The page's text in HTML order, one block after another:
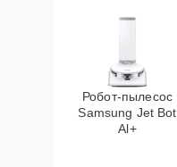
Робот-пылесос
Samsung Jet Bot
Al+